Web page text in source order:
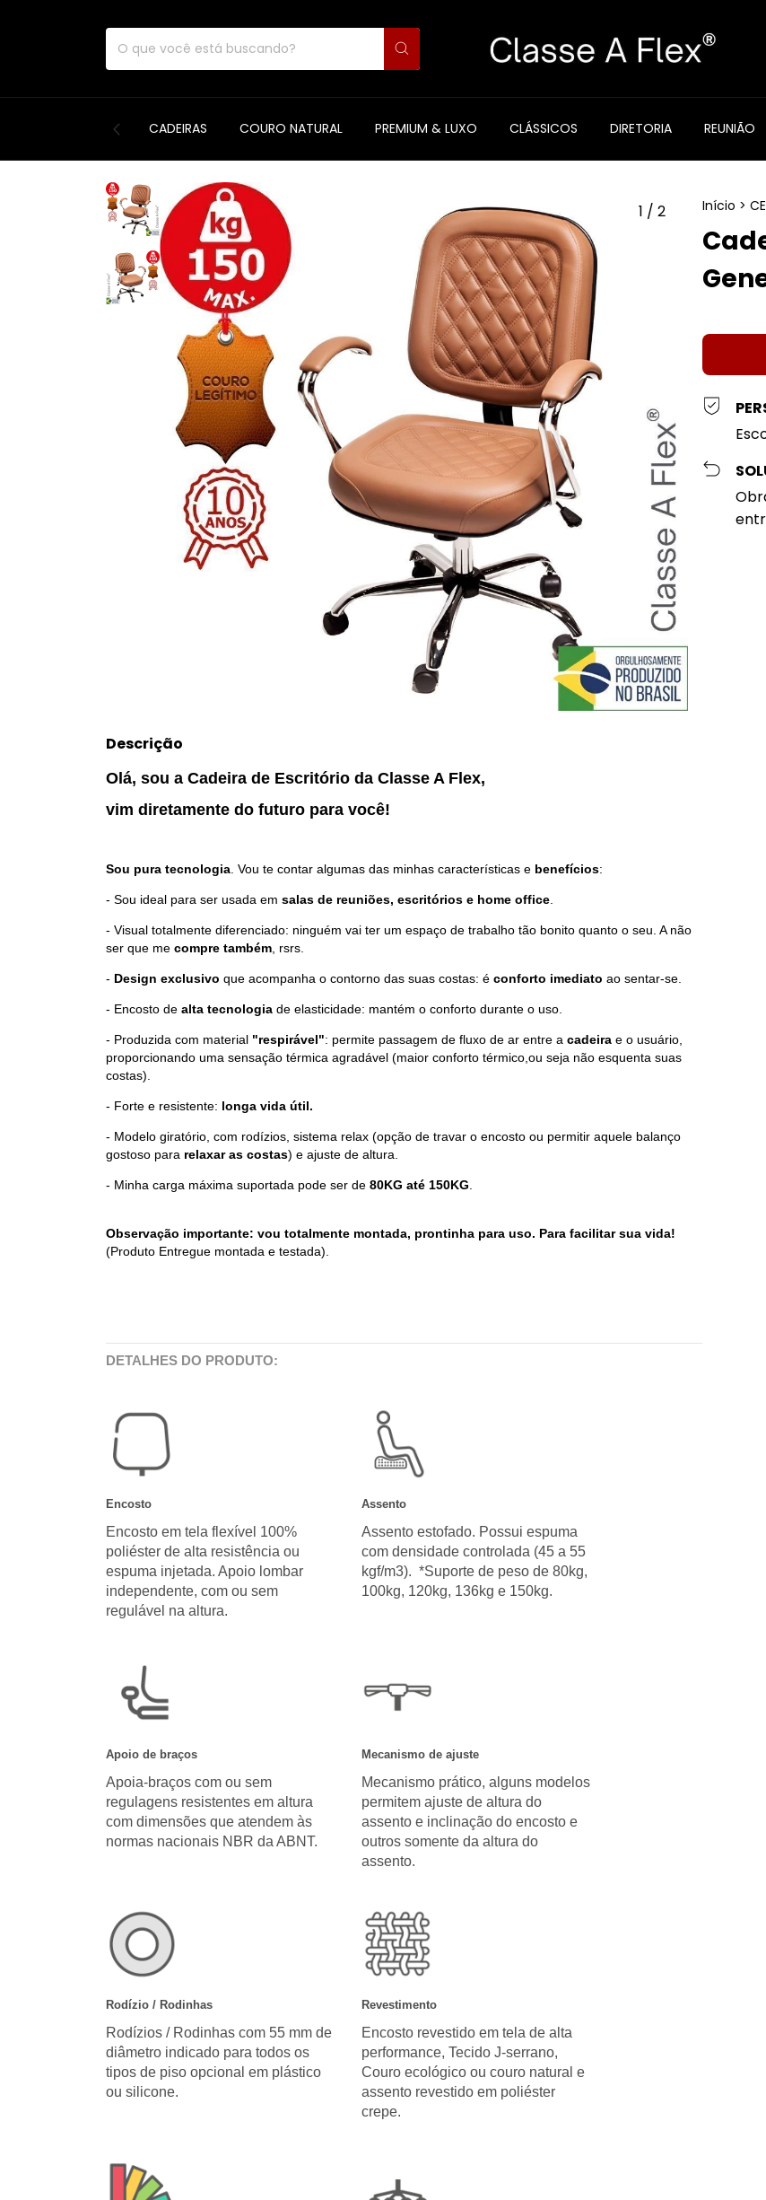
CADEIRAS COURO NATURAL PREMIUM & LUXO CLÁSSICOS DIRETORIA REUNIÃO
1 / 2 Início > CE
Descrição
Olá, sou a Cadeira de Escritório da Classe A Flex,
vim diretamente do futuro para você!
Sou pura tecnologia. Vou te contar algumas das minhas características e benefícios:
- Sou ideal para ser usada em salas de reuniões, escritórios e home office.
- Visual totalmente diferenciado: ninguém vai ter um espaço de trabalho tão bonito quanto o seu. A não
ser que me compre também, rsrs.
- Design exclusivo que acompanha o contorno das suas costas: é conforto imediato ao sentar-se.
- Encosto de alta tecnologia de elasticidade: mantém o conforto durante o uso.
- Produzida com material "respirável": permite passagem de fluxo de ar entre a cadeira e o usuário,
proporcionando uma sensação térmica agradável (maior conforto térmico,ou seja não esquenta suas
costas).
- Forte e resistente: longa vida útil.
- Modelo giratório, com rodízios, sistema relax (opção de travar o encosto ou permitir aquele balanço
gostoso para relaxar as costas) e ajuste de altura.
- Minha carga máxima suportada pode ser de 80KG até 150KG.
Observação importante: vou totalmente montada, prontinha para uso. Para facilitar sua vida!
(Produto Entregue montada e testada).
DETALHES DO PRODUTO:
Encosto
Encosto em tela flexível 100%
poliéster de alta resistência ou
espuma injetada. Apoio lombar
independente, com ou sem
regulável na altura.
Assento
Assento estofado. Possui espuma
com densidade controlada (45 a 55
kgf/m3). *Suporte de peso de 80kg,
100kg, 120kg, 136kg e 150kg.
Apoio de braços
Apoia-braços com ou sem
regulagens resistentes em altura
com dimensões que atendem às
normas nacionais NBR da ABNT.
Mecanismo de ajuste
Mecanismo prático, alguns modelos
permitem ajuste de altura do
assento e inclinação do encosto e
outros somente da altura do
assento.
Rodízio / Rodinhas
Rodízios / Rodinhas com 55 mm de
diâmetro indicado para todos os
tipos de piso opcional em plástico
ou silicone.
Revestimento
Encosto revestido em tela de alta
performance, Tecido J-serrano,
Couro ecológico ou couro natural e
assento revestido em poliéster
crepe.